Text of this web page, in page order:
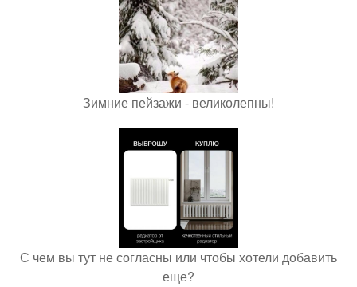
Зимние пейзажи - великолепны!
С чем вы тут не согласны или чтобы хотели добавить
еще?